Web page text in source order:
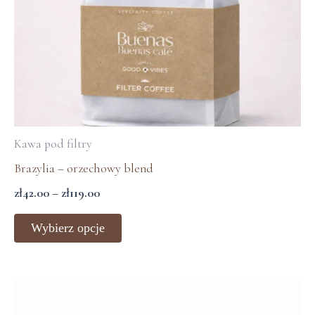
Kawa pod filtry
Brazylia – orzechowy blend
zł42.00– zł119.00
Wybierz opcje
na
stronie
produktu